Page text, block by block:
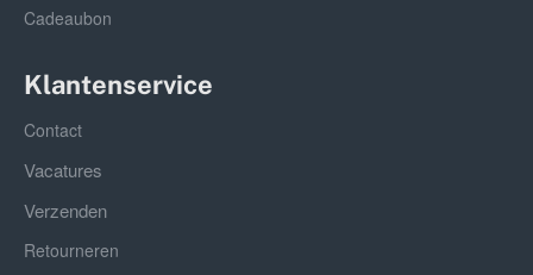
Cadeaubon
Klantenservice
Contact
Vacatures
Verzenden
Retourneren